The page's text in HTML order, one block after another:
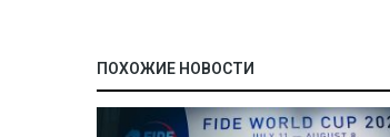
ПОХОЖИЕ НОВОСТИ